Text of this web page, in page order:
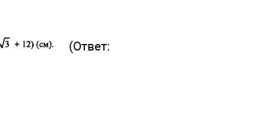
(Ответ: